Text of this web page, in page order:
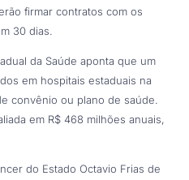
firmar contratos com os
30 dias.
da Saúde aponta que um
em hospitais estaduais na
convênio ou plano de saúde.
em R$ 468 milhões anuais,
do Estado Octavio Frias de